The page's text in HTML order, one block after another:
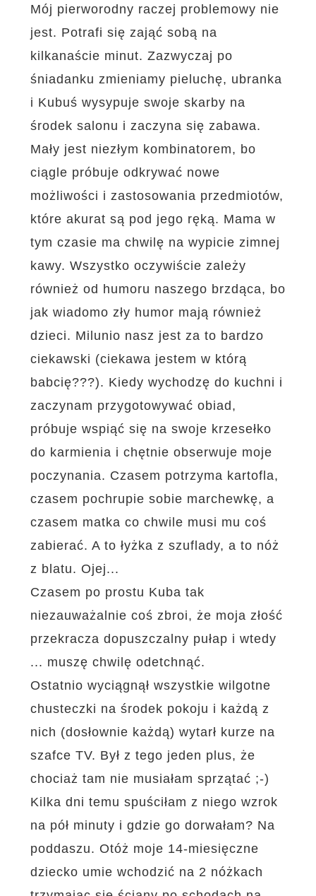
Mój pierworodny raczej problemowy nie
jest. Potrafi się zająć sobą na
kilkanaście minut. Zazwyczaj po
śniadanku zmieniamy pieluchę, ubranka
i Kubuś wysypuje swoje skarby na
środek salonu i zaczyna się zabawa.
Mały jest niezłym kombinatorem, bo
ciągle próbuje odkrywać nowe
możliwości i zastosowania przedmiotów,
które akurat są pod jego ręką. Mama w
tym czasie ma chwilę na wypicie zimnej
kawy. Wszystko oczywiście zależy
również od humoru naszego brzdąca, bo
jak wiadomo zły humor mają również
dzieci. Milunio nasz jest za to bardzo
ciekawski (ciekawa jestem w którą
babcię???). Kiedy wychodzę do kuchni i
zaczynam przygotowywać obiad,
próbuje wspiąć się na swoje krzesełko
do karmienia i chętnie obserwuje moje
poczynania. Czasem potrzyma kartofla,
czasem pochrupie sobie marchewkę, a
czasem matka co chwile musi mu coś
zabierać. A to łyżka z szuflady, a to nóż
z blatu. Ojej...
Czasem po prostu Kuba tak
niezauważalnie coś zbroi, że moja złość
przekracza dopuszczalny pułap i wtedy
... muszę chwilę odetchnąć.
Ostatnio wyciągnął wszystkie wilgotne
chusteczki na środek pokoju i każdą z
nich (dosłownie każdą) wytarł kurze na
szafce TV. Był z tego jeden plus, że
chociaż tam nie musiałam sprzątać ;-)
Kilka dni temu spuściłam z niego wzrok
na pół minuty i gdzie go dorwałam? Na
poddaszu. Otóż moje 14-miesięczne
dziecko umie wchodzić na 2 nóżkach